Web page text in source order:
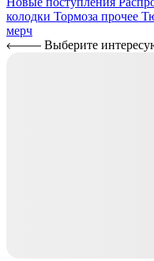
колодки Тормоза прочее
мерч
Выберите